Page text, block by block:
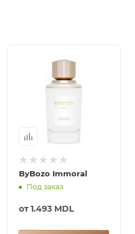
ByBozo Immoral
Под заказ
от1.493 MDL